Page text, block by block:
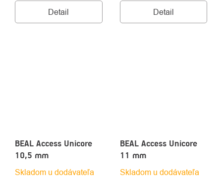
Detail Detail
BEAL Access Unicore
10,5 mm
Skladom u dodávateľa
BEAL Access Unicore
11 mm
Skladom u dodávateľa